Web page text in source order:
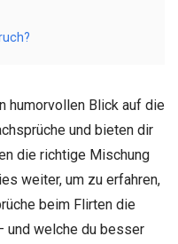
humorvollen Blick auf die
und bieten dir
die richtige Mischung
weiter, um zu erfahren,
beim Flirten die
und welche du besser